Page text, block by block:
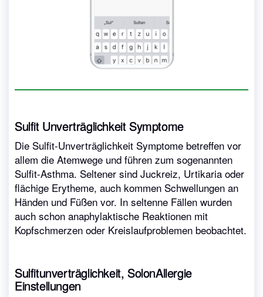
Sulfit Unverträglichkeit Symptome
Die Sulfit-Unverträglichkeit Symptome betreffen vor
allem die Atemwege und führen zum sogenannten
Sulfit-Asthma. Seltener sind Juckreiz, Urtikaria oder
flächige Erytheme, auch kommen Schwellungen an
Händen und Füßen vor. In seltenne Fällen wurden
auch schon anaphylaktische Reaktionen mit
Kopfschmerzen oder Kreislaufproblemen beobachtet.
Sulfitunverträglichkeit, SolonAllergie
Einstellungen